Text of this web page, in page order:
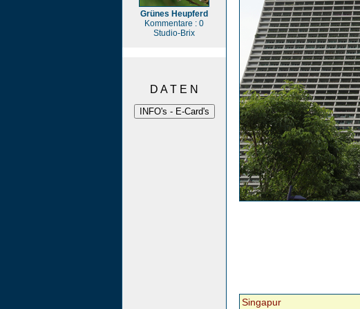
Grünes Heupferd
Kommentare : 0
Studio-Brix
D A T E N
Singapur